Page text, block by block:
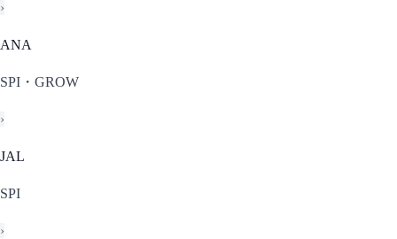
›
ANA
SPI・GROW
›
JAL
SPI
›